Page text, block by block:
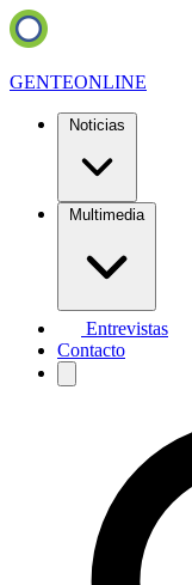
GENTEONLINE
Noticias
Multimedia
Entrevistas
Contacto